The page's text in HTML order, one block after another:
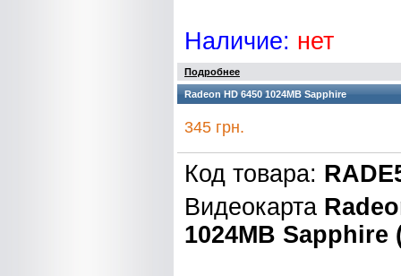
Наличие: нет
Подробнее
Radeon HD 6450 1024MB Sapphire
345 грн.
Код товара:
Видеокарта
1024MB Sapphire